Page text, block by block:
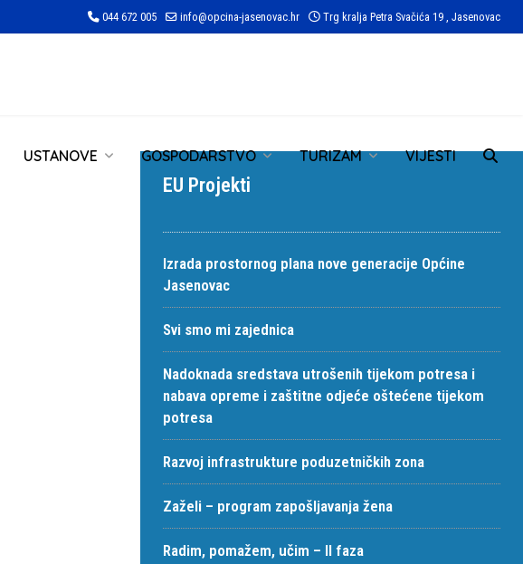
044 672 005 info@opcina-jasenovac.hr Trg kralja Petra Svačića 19 , Jasenovac
USTANOVE GOSPODARSTVO TURIZAM VIJESTI
EU Projekti
Izrada prostornog plana nove generacije Općine
Jasenovac
Svi smo mi zajednica
Nadoknada sredstava utrošenih tijekom potresa i
nabava opreme i zaštitne odjeće oštećene tijekom
potresa
Razvoj infrastrukture poduzetničkih zona
Zaželi – program zapošljavanja žena
Radim, pomažem, učim – II faza